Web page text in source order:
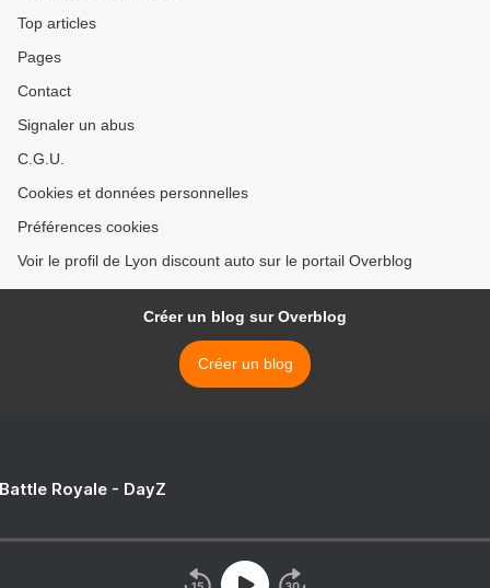
Top articles
Pages
Contact
Signaler un abus
C.G.U.
Cookies et données personnelles
Préférences cookies
Voir le profil de Lyon discount auto sur le portail Overblog
Créer un blog sur Overblog
Créer un blog
Royale - DayZ